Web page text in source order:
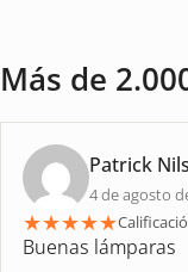
Más de
Patrick
4 de agosto
★★★★★
Buenas lámparas